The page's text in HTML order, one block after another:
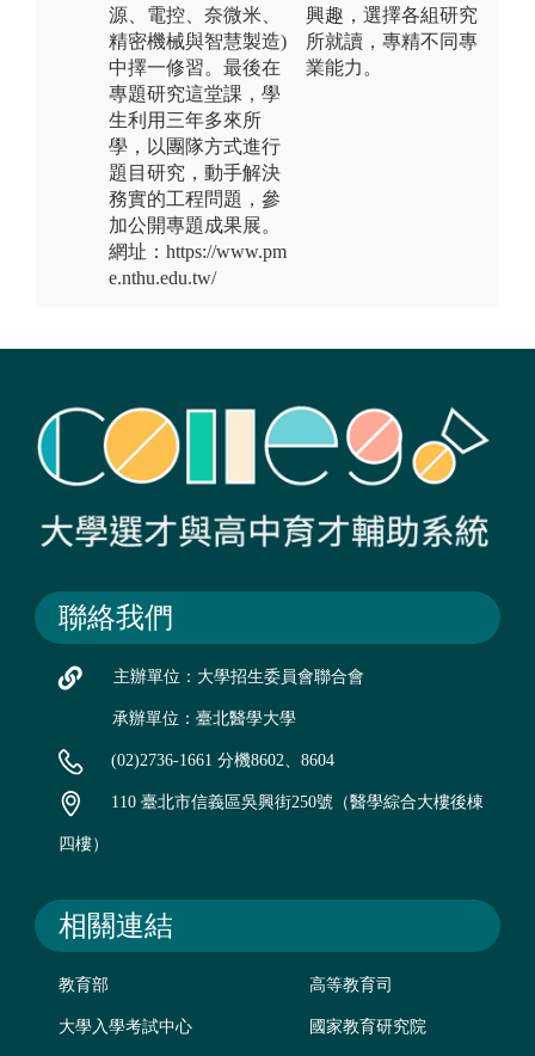
源、電控、奈微米、
精密機械與智慧製造)
中擇一修習。最後在
專題研究這堂課，學
生利用三年多來所
學，以團隊方式進行
題目研究，動手解決
務實的工程問題，參
加公開專題成果展。
網址：https://www.pm
e.nthu.edu.tw/
興趣，選擇各組研究
所就讀，專精不同專
業能力。
聯絡我們
主辦單位：大學招生委員會聯合會
承辦單位：臺北醫學大學
(02)2736-1661 分機8602、8604
110 臺北市信義區吳興街250號（醫學綜合大樓後棟
四樓）
相關連結
教育部 高等教育司
大學入學考試中心 國家教育研究院